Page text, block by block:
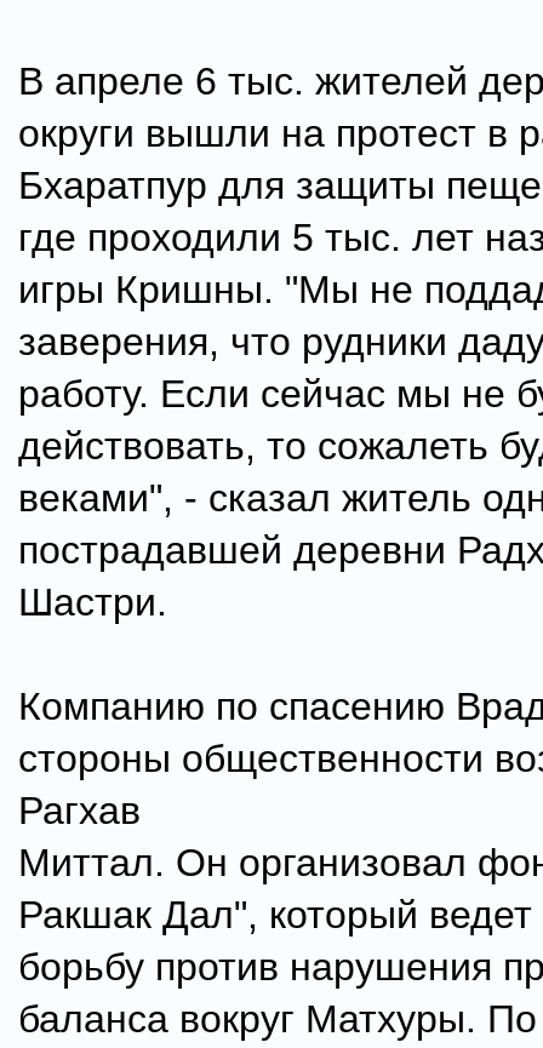
В апреле 6 тыс. жителей
округи вышли на протест в
Бхаратпур для защиты
где проходили 5 тыс. лет
игры Кришны. "Мы не
заверения, что рудники
работу. Если сейчас мы не
действовать, то сожалеть
веками", - сказал житель
пострадавшей деревни
Шастри.
Компанию по спасению
стороны общественности
Рагхав
Миттал. Он организовал
Ракшак Дал", который ведет
борьбу против нарушения
баланса вокруг Матхуры. По